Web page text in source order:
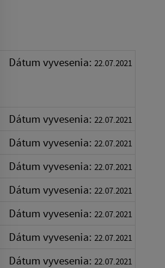
Dátum vyvesenia: 22.07.2021
Dátum vyvesenia: 22.07.2021
Dátum vyvesenia: 22.07.2021
Dátum vyvesenia: 22.07.2021
Dátum vyvesenia: 22.07.2021
Dátum vyvesenia: 22.07.2021
Dátum vyvesenia: 22.07.2021
Dátum vyvesenia: 22.07.2021